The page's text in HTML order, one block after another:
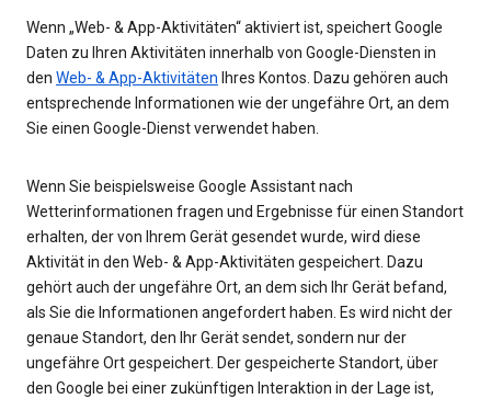
Wenn „Web- & App-Aktivitäten“ aktiviert ist, speichert Google
Daten zu Ihren Aktivitäten innerhalb von Google-Diensten in
den Web- & App-Aktivitäten Ihres Kontos. Dazu gehören auch
entsprechende Informationen wie der ungefähre Ort, an dem
Sie einen Google-Dienst verwendet haben.
Wenn Sie beispielsweise Google Assistant nach
Wetterinformationen fragen und Ergebnisse für einen Standort
erhalten, der von Ihrem Gerät gesendet wurde, wird diese
Aktivität in den Web- & App-Aktivitäten gespeichert. Dazu
gehört auch der ungefähre Ort, an dem sich Ihr Gerät befand,
als Sie die Informationen angefordert haben. Es wird nicht der
genaue Standort, den Ihr Gerät sendet, sondern nur der
ungefähre Ort gespeichert. Der gespeicherte Standort, über
den Google bei einer zukünftigen Interaktion in der Lage ist,